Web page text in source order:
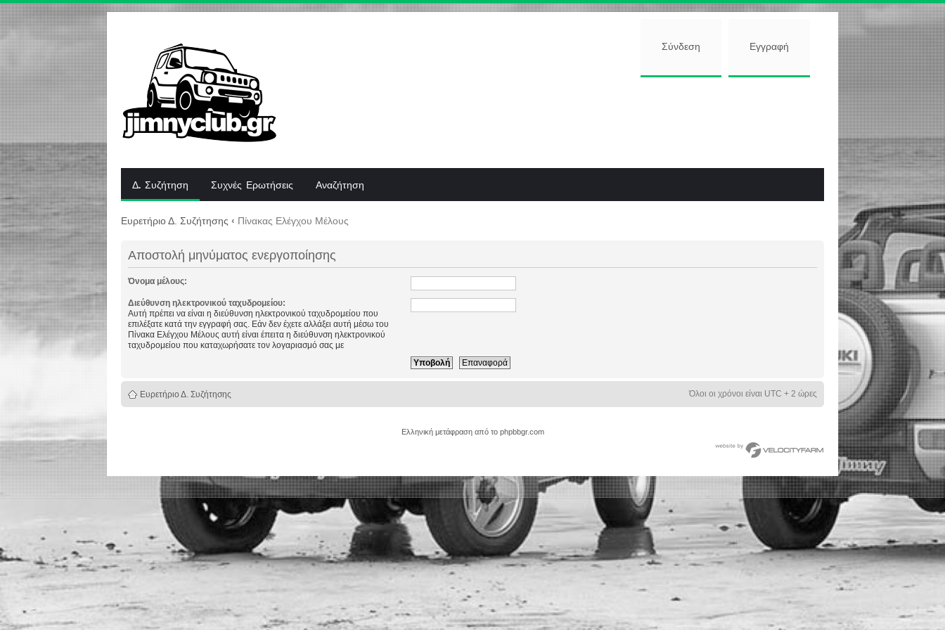
Σύνδεση Εγγραφή
Δ. Συζήτηση Συχνές Ερωτήσεις Αναζήτηση
Ευρετήριο Δ. Συζήτησης ‹ Πίνακας Ελέγχου Μέλους
Αποστολή μηνύματος ενεργοποίησης
Όνομα μέλους:
Διεύθυνση ηλεκτρονικού ταχυδρομείου:
Αυτή πρέπει να είναι η διεύθυνση ηλεκτρονικού ταχυδρομείου που
επιλέξατε κατά την εγγραφή σας. Εάν δεν έχετε αλλάξει αυτή μέσω του
Πίνακα Ελέγχου Μέλους αυτή είναι έπειτα η διεύθυνση ηλεκτρονικού
ταχυδρομείου που καταχωρήσατε τον λογαριασμό σας με
Ευρετήριο Δ. Συζήτησης Όλοι οι χρόνοι είναι UTC + 2 ώρες
Ελληνική μετάφραση από το phpbbgr.com